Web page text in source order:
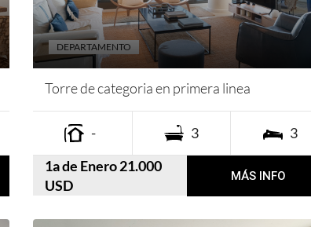
Torre de categoria en primera linea
- 3 3
DEPARTAMENTO
1a de Enero 21.000
USD
MÁS INFO